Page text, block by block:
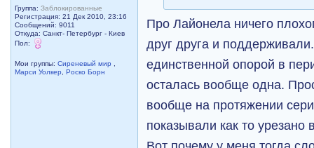
Группа:Заблокированные
Регистрация: 21 Дек 2010, 23:16
Сообщений: 9011
Откуда: Санкт- Петербург - Киев
Пол:
Мои группы:Сиреневый мир
Марси Уолкер
,Роско Борн
Про Лайонела ничего
друг друга и
единственной опорой в
осталась вообще одна.
вообще на протяжении
показывали как то